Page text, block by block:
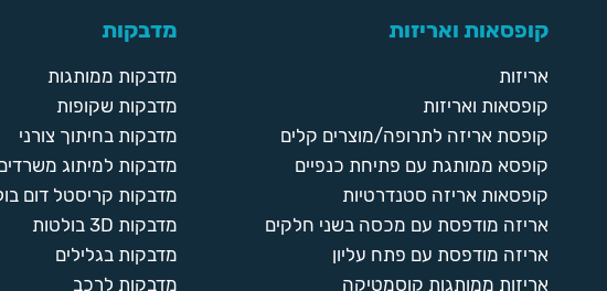
קופסאות ואריזות
אריזות
קופסאות ואריזות
קופסת אריזה לתרופה/מוצרים קלים
קופסא ממותגת עם פתיחת כנפיים
קופסאות אריזה סטנדרטיות
אריזה מודפסת עם מכסה בשני חלקים
אריזה מודפסת עם פתח עליון
אריזות ממותגות קוסמטיקה
מדבקות
מדבקות ממותגות
מדבקות שקופות
מדבקות בחיתוך צורני
מדבקות למיתוג
מדבקות קריסטל דום
מדבקות 3D בולטות
מדבקות בגלילים
מדבקות לרכב